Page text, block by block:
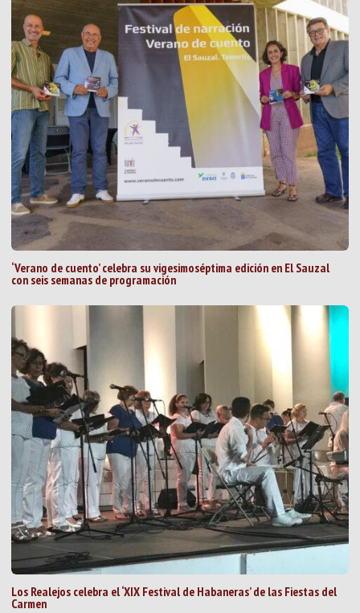
‘Verano de cuento’ celebra su vigesimoséptima edición en El Sauzal
con seis semanas de programación
Los Realejos celebra el ‘XIX Festival de Habaneras’ de las Fiestas del
Carmen